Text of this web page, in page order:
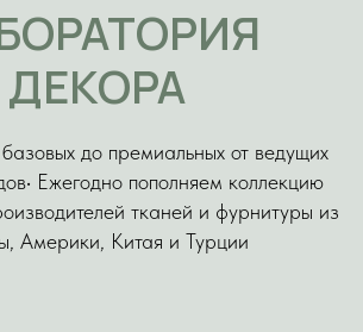
ДЕКОРА
до премиальных от ведущих
Ежегодно пополняем коллекцию
тканей и фурнитуры из
Америки, Китая и Турции